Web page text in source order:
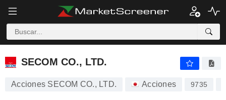
SECOM CO., LTD.
SECOM CO., LTD.
Acciones SECOM CO., LTD. Acciones 9735